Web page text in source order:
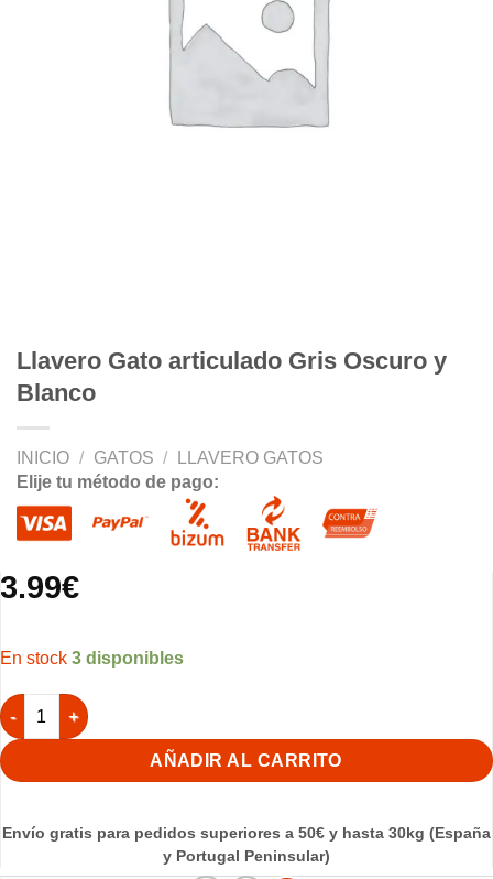
Llavero Gato articulado Gris Oscuro y
Blanco
INICIO / GATOS /
LLAVERO GATOS
Elije tu método de pago:
3.99€
3 disponibles
Llavero Gato articulado Gris Oscuro y Blanco cantidad
AÑADIR AL CARRITO
Envío gratis para pedidos superiores a 50€ y hasta 30kg (España
y Portugal Peninsular)